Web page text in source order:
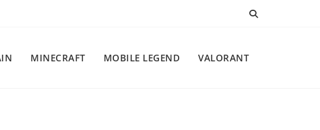
MINECRAFT MOBILE LEGEND VALORANT